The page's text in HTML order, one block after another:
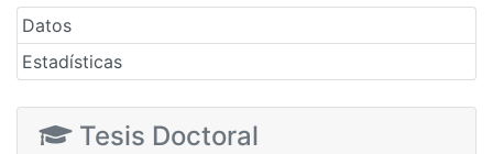
Datos
Estadísticas
Tesis Doctoral